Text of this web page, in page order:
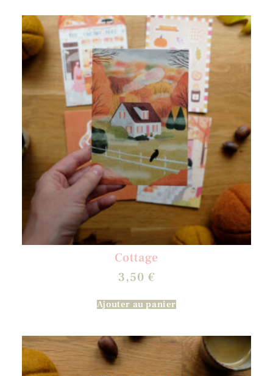
Cottage
3,50 €
Ajouter au panier